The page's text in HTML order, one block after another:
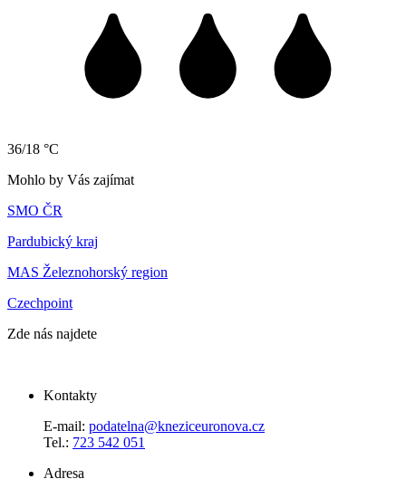
36/18 °C
Mohlo by Vás zajímat
SMO ČR
Pardubický kraj
MAS Železnohorský region
Czechpoint
Zde nás najdete
Kontakty
E-mail: podatelna@kneziceuronova.cz
Tel.: 723 542 051
Adresa